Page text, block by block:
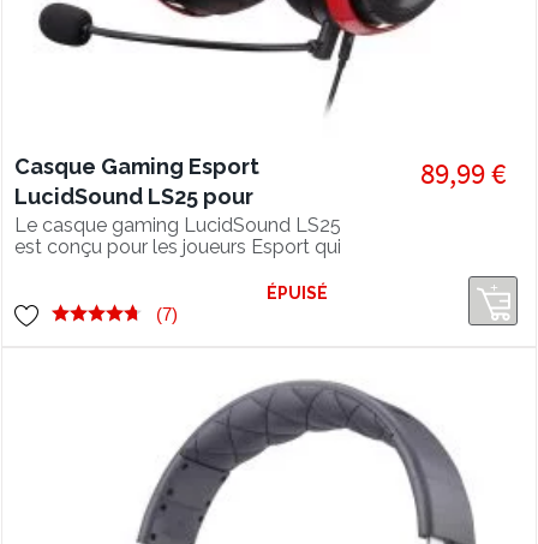
Casque Gaming Esport
LucidSound LS25 pour
PS5/PS4/XBOX/PC/Mobile
Le casque gaming LucidSound LS25
est conçu pour les joueurs Esport qui
tournois. Un rapport qualité/prix
incroyable ! Compatible PS5.
89,99 €
(7)
ÉPUISÉ